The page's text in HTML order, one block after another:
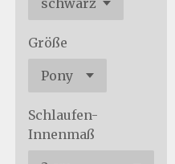
Größe
Schlaufen-
Innenmaß